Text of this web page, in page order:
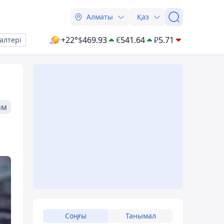
Алматы Қаз
+22°$469.93 €541.64 ₽5.71
Соңғы Танымал